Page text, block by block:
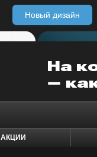
Новый дизайн
АКЦИИ